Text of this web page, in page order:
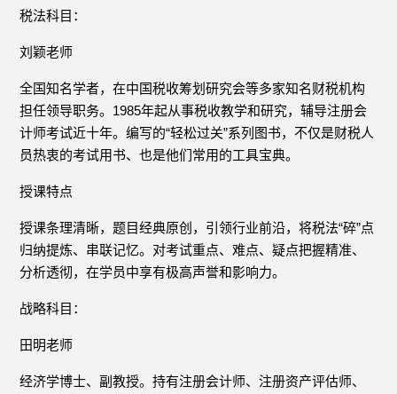
税法科目：
刘颖老师
全国知名学者，在中国税收筹划研究会等多家知名财税机构
担任领导职务。1985年起从事税收教学和研究，辅导注册会
计师考试近十年。编写的“轻松过关”系列图书，不仅是财税人
员热衷的考试用书、也是他们常用的工具宝典。
授课特点
授课条理清晰，题目经典原创，引领行业前沿，将税法“碎”点
归纳提炼、串联记忆。对考试重点、难点、疑点把握精准、
分析透彻，在学员中享有极高声誉和影响力。
战略科目：
田明老师
经济学博士、副教授。持有注册会计师、注册资产评估师、